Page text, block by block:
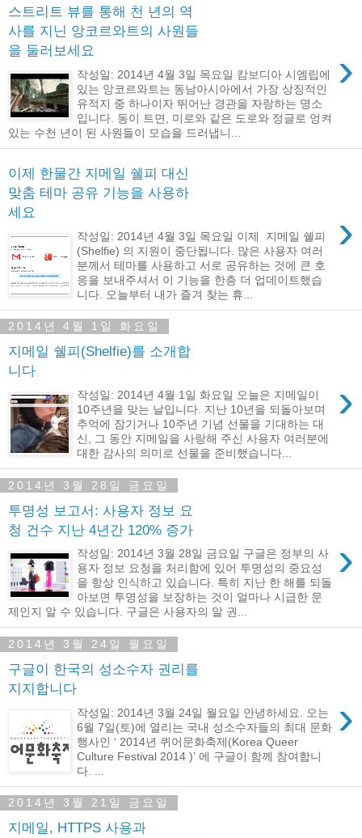
스트리트 뷰를 통해 천 년의 역
사를 지닌 앙코르와트의 사원들
을 둘러보세요
›
작성일: 2014년 4월 3일 목요일 캄보디아 시엠립에
있는 앙코르와트는 동남아시아에서 가장 상징적인
유적지 중 하나이자 뛰어난 경관을 자랑하는 명소
입니다. 동이 트면, 미로와 같은 도로와 정글로 엉켜
있는 수천 년이 된 사원들이 모습을 드러냅니...
이제 한물간 지메일 쉘피 대신
맞춤 테마 공유 기능을 사용하
세요
›
작성일: 2014년 4월 3일 목요일 이제 지메일 쉘피
(Shelfie) 의 지원이 중단됩니다. 많은 사용자 여러
분께서 테마를 사용하고 서로 공유하는 것에 큰 호
응을 보내주셔서 이 기능을 한층 더 업데이트했습
니다. 오늘부터 내가 즐겨 찾는 휴...
2014년 4월 1일 화요일
지메일 쉘피(Shelfie)를 소개합
니다
›
작성일: 2014년 4월 1일 화요일 오늘은 지메일이
10주년을 맞는 날입니다. 지난 10년을 되돌아보며
추억에 잠기거나 10주년 기념 선물을 기대하는 대
신, 그 동안 지메일을 사랑해 주신 사용자 여러분에
대한 감사의 의미로 선물을 준비했습니다...
2014년 3월 28일 금요일
투명성 보고서: 사용자 정보 요
청 건수 지난 4년간 120% 증가
›
작성일: 2014년 3월 28일 금요일 구글은 정부의 사
용자 정보 요청을 처리함에 있어 투명성의 중요성
을 항상 인식하고 있습니다. 특히 지난 한 해를 되돌
아보면 투명성을 보장하는 것이 얼마나 시급한 문
제인지 알 수 있습니다. 구글은 사용자의 알 권...
2014년 3월 24일 월요일
구글이 한국의 성소수자 권리를
지지합니다
›
작성일: 2014년 3월 24일 월요일 안녕하세요. 오는
6월 7일(토)에 열리는 국내 성소수자들의 최대 문화
행사인 ‘ 2014년 퀴어문화축제(Korea Queer
Culture Festival 2014 )’ 에 구글이 함께 참여합니
다. ...
2014년 3월 21일 금요일
지메일, HTTPS 사용과